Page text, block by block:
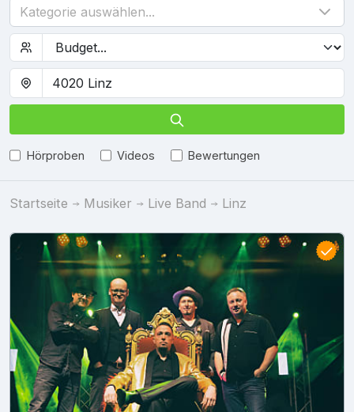
Kategorie auswählen...
Hörproben Videos Bewertungen
Startseite Musiker Live Band Linz